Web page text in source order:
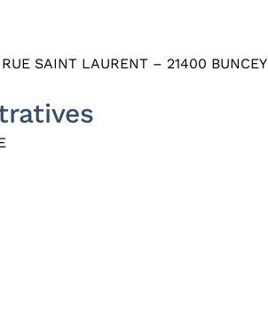
SAINT LAURENT – 21400 BUNCEY